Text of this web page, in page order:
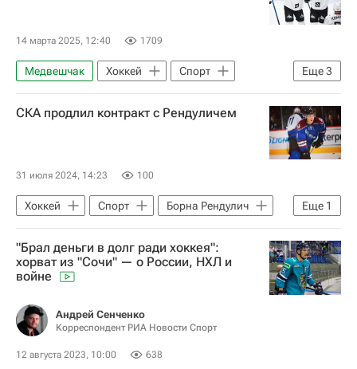
14 марта 2025, 12:40 1709
Еще3
Медвешчак Хоккей
Спорт
Трактор
Авангард
КХЛ 2025-2026
СКА продлил контракт с Рендуличем
31 июля 2024, 14:23 100
Еще 1
Хоккей Спорт
Борна Рендулич
СКА (Санкт-Петербург)
"Брал деньги в долг ради хоккея":
хорват из "Сочи" — о России, НХЛ и
войне
Андрей Сенченко
Корреспондент РИА Новости Спорт
12 августа 2023, 10:00 638